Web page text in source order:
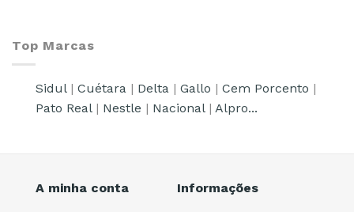
Top Marcas
Sidul| Cuétara | Delta | Gallo | Cem Porcento |
Pato Real| Nestle | Nacional| Alpro...
A minha conta Informações